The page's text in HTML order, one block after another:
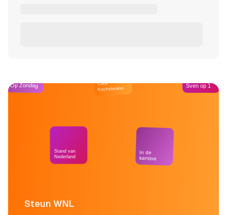
Steun WNL
Op Zondag
Stand van
Nederland
Café
Kockelmann
In de
kantine
Sven op 1